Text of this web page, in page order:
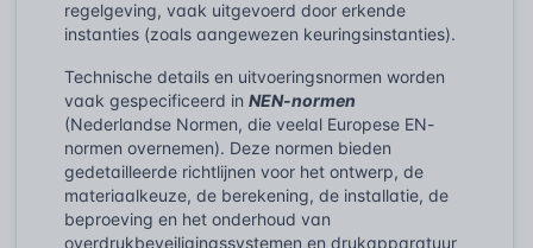
regelgeving, vaak uitgevoerd door erkende
instanties (zoals aangewezen keuringsinstanties).
Technische details en uitvoeringsnormen worden
vaak gespecificeerd in NEN-normen
(Nederlandse Normen, die veelal Europese EN-
normen overnemen). Deze normen bieden
gedetailleerde richtlijnen voor het ontwerp, de
materiaalkeuze, de berekening, de installatie, de
beproeving en het onderhoud van
overdrukbeveiligingssystemen en drukapparatuur